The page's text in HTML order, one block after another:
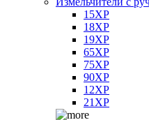
15XP
18XP
19XP
65XP
75XP
90XP
12XP
21XP